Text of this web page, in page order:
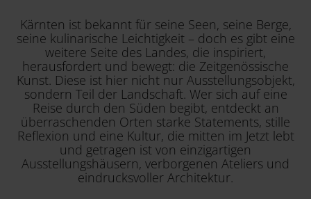
Kärnten ist bekannt für seine Seen, seine Berge,
seine kulinarische Leichtigkeit – doch es gibt eine
weitere Seite des Landes, die inspiriert,
herausfordert und bewegt: die Zeitgenössische
Kunst. Diese ist hier nicht nur Ausstellungsobjekt,
sondern Teil der Landschaft. Wer sich auf eine
Reise durch den Süden begibt, entdeckt an
überraschenden Orten starke Statements, stille
Reflexion und eine Kultur, die mitten im Jetzt lebt
und getragen ist von einzigartigen
Ausstellungshäusern, verborgenen Ateliers und
eindrucksvoller Architektur.